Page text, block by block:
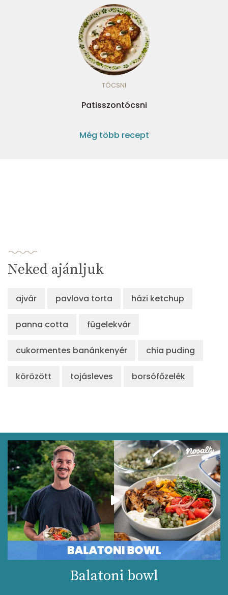
TÓCSNI
Patisszontócsni
Még több recept
Neked ajánljuk
ajvár pavlova torta házi ketchup
panna cotta fügelekvár
cukormentes banánkenyér chia puding
körözött tojásleves borsófőzelék
Balatoni bowl